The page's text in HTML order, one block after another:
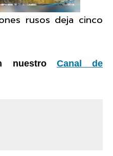
rusos deja cinco
nuestro Canal de